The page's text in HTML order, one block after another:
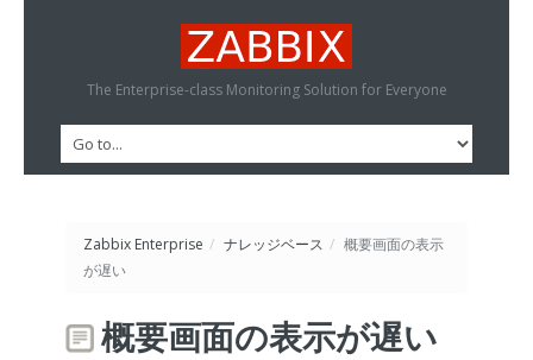
The Enterprise-class Monitoring Solution for Everyone
Zabbix Enterprise / ナレッジベース / 概要画面の表示
が遅い
概要画面の表示が遅い